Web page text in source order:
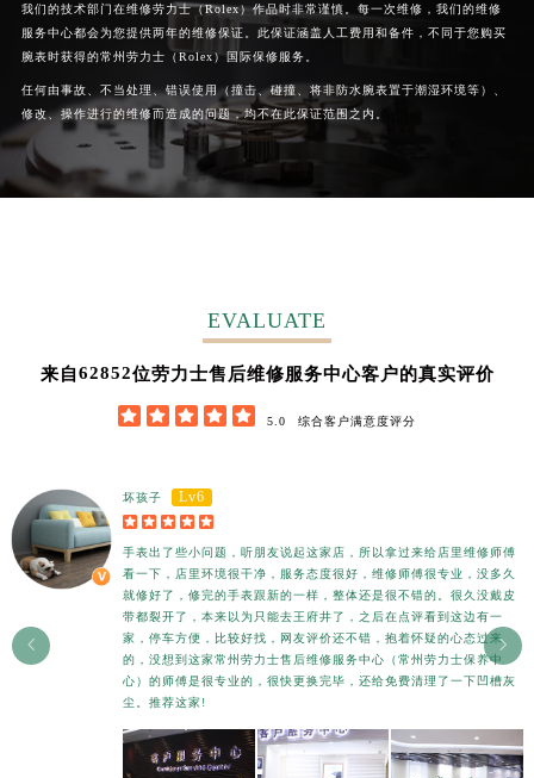
我们的技术部门在维修劳力士（Rolex）作品时非常谨慎。每一次维修，我们的维修
服务中心都会为您提供两年的维修保证。此保证涵盖人工费用和备件，不同于您购买
腕表时获得的常州劳力士（Rolex）国际保修服务。
任何由事故、不当处理、错误使用（撞击、碰撞、将非防水腕表置于潮湿环境等）、
修改、操作进行的维修而造成的问题，均不在此保证范围之内。
EVALUATE
来自62852位劳力士售后维修服务中心客户的真实评价
     5.0 综合客户满意度评分
坏孩子 Lv6
    
手表出了些小问题，听朋友说起这家店，所以拿过来给店里维修师傅
看一下，店里环境很干净，服务态度很好，维修师傅很专业，没多久
就修好了，修完的手表跟新的一样，整体还是很不错的。很久没戴皮
带都裂开了，本来以为只能去王府井了，之后在点评看到这边有一
家，停车方便，比较好找，网友评价还不错，抱着怀疑的心态过来
的，没想到这家常州劳力士售后维修服务中心（常州劳力士保养中
心）的师傅是很专业的，很快更换完毕，还给免费清理了一下凹槽灰
尘。推荐这家!

